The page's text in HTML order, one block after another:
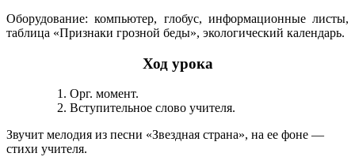
Оборудование: компьютер, глобус, информационные листы,
таблица «Признаки грозной беды», экологический календарь.
Ход урока
Орг. момент.
Вступительное слово учителя.
Звучит мелодия из песни «Звездная страна», на ее фоне —
стихи учителя.